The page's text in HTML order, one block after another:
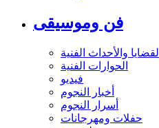
فن وموسيقى
القضايا والأحداث الفنية
الحوارات الفنية
فيديو
أخبار النجوم
أسرار النجوم
حفلات ومهرجانات